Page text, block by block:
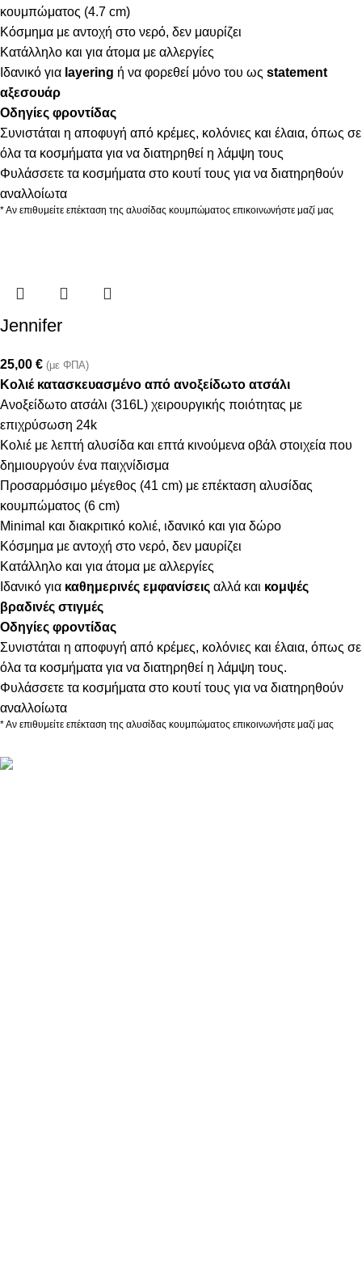
κουμπώματος (4.7 cm)
Κόσμημα με αντοχή στο νερό, δεν μαυρίζει
Κατάλληλο και για άτομα με αλλεργίες
Ιδανικό για layering ή να φορεθεί μόνο του ως statement
αξεσουάρ
Οδηγίες φροντίδας
Συνιστάται η αποφυγή από κρέμες, κολόνιες και έλαια, όπως σε
όλα τα κοσμήματα για να διατηρηθεί η λάμψη τους
Φυλάσσετε τα κοσμήματα στο κουτί τους για να διατηρηθούν
αναλλοίωτα
* Αν επιθυμείτε επέκταση της αλυσίδας κουμπώματος επικοινωνήστε μαζί μας
Jennifer
25,00 € (με ΦΠΑ)
Κολιέ κατασκευασμένο από ανοξείδωτο ατσάλι
Ανοξείδωτο ατσάλι (316L) χειρουργικής ποιότητας με
επιχρύσωση 24k
Κολιέ με λεπτή αλυσίδα και επτά κινούμενα οβάλ στοιχεία που
δημιουργούν ένα παιχνίδισμα
Προσαρμόσιμο μέγεθος (41 cm) με επέκταση αλυσίδας
κουμπώματος (6 cm)
Minimal και διακριτικό κολιέ, ιδανικό και για δώρο
Κόσμημα με αντοχή στο νερό, δεν μαυρίζει
Κατάλληλο και για άτομα με αλλεργίες
Ιδανικό για καθημερινές εμφανίσεις αλλά και κομψές
βραδινές στιγμές
Οδηγίες φροντίδας
Συνιστάται η αποφυγή από κρέμες, κολόνιες και έλαια, όπως σε
όλα τα κοσμήματα για να διατηρηθεί η λάμψη τους.
Φυλάσσετε τα κοσμήματα στο κουτί τους για να διατηρηθούν
αναλλοίωτα
* Αν επιθυμείτε επέκταση της αλυσίδας κουμπώματος επικοινωνήστε μαζί μας